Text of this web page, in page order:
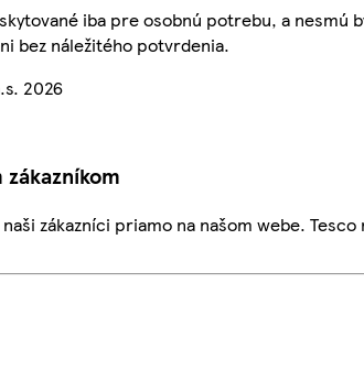
iba pre osobnú potrebu, a nesmú
bez náležitého potvrdenia.
2026
zákazníci priamo na našom webe.